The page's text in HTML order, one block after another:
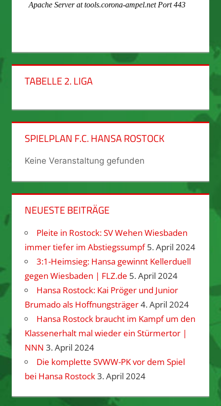
TABELLE 2. LIGA
SPIELPLAN F.C. HANSA ROSTOCK
Keine Veranstaltung gefunden
NEUESTE BEITRÄGE
Pleite in Rostock: SV Wehen Wiesbaden
immer tiefer im Abstiegssumpf 5. April 2024
3:1-Heimsieg: Hansa gewinnt Kellerduell
gegen Wiesbaden | FLZ.de 5. April 2024
Hansa Rostock: Kai Pröger und Junior
Brumado als Hoffnungsträger4. April 2024
Hansa Rostock braucht im Kampf um den
Klassenerhalt mal wieder ein Stürmertor |
NNN 3. April 2024
Die komplette SVWW-PK vor dem Spiel
bei Hansa Rostock3. April 2024